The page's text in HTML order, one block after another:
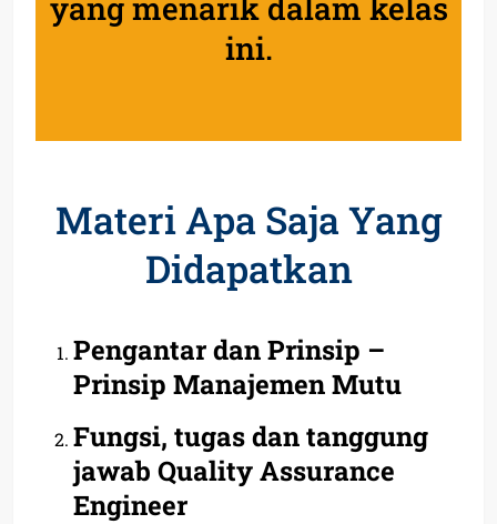
yang menarik dalam kelas
ini.
Materi Apa Saja Yang
Didapatkan
Pengantar dan Prinsip –
Prinsip Manajemen Mutu
Fungsi, tugas dan tanggung
jawab Quality Assurance
Engineer